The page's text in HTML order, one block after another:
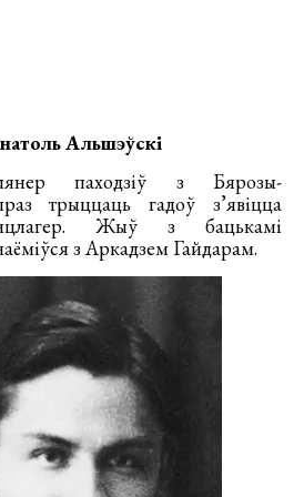
Альшэўскі
паходзіў з Бярозы-
трыццаць гадоў з’явіцца
Жыў з бацькамі
з Аркадзем Гайдарам.